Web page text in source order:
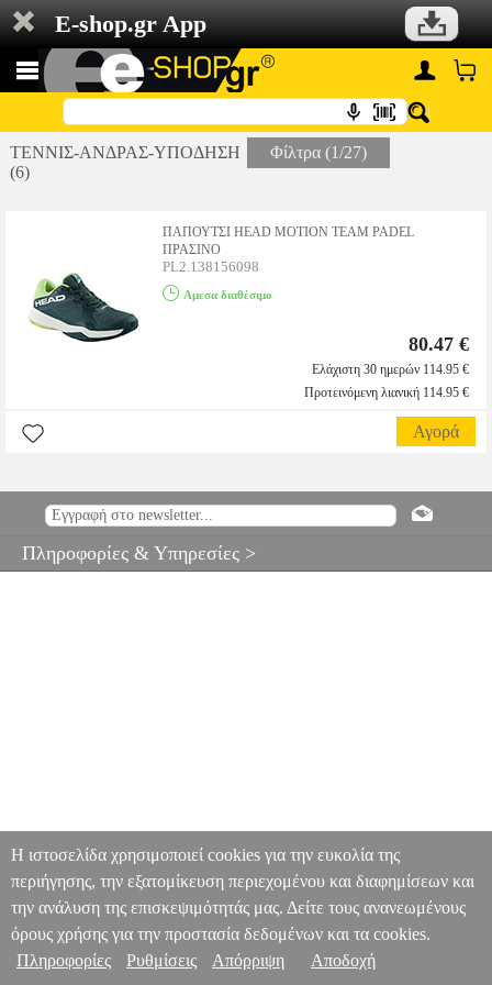
E-shop.gr App
ΤΕΝΝΙΣ-ΑΝΔΡΑΣ-ΥΠΟΔΗΣΗ
(6)
Φίλτρα (1/27)
ΠΑΠΟΥΤΣΙ HEAD MOTION TEAM PADEL
ΠΡΑΣΙΝΟ
PL2.138156098
Αμεσα διαθέσιμο
80.47 €
Ελάχιστη 30 ημερών 114.95 €
Προτεινόμενη λιανική 114.95 €
Αγορά
Πληροφορίες & Υπηρεσίες >
Η ιστοσελίδα χρησιμοποιεί cookies για την ευκολία της
περιήγησης, την εξατομίκευση περιεχομένου και διαφημίσεων και
την ανάλυση της επισκεψιμότητάς μας. Δείτε τους ανανεωμένους
όρους χρήσης για την προστασία δεδομένων και τα cookies.
Πληροφορίες
Ρυθμίσεις Απόρριψη Αποδοχή